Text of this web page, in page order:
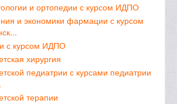
и ортопедии с курсом ИДПО
и экономики фармации с курсом
с курсом ИДПО
хирургия
педиатрии с курсами педиатрии
терапии